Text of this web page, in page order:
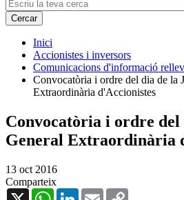
Inici
Accionistes i inversors
Comunicacions d'informació
Convocatòria i ordre del dia de la
Extraordinària d'Accionistes
Convocatòria i ordre del
General Extraordinària
13 oct 2016
Comparteix
X
WhatsAppLinkedInEmail